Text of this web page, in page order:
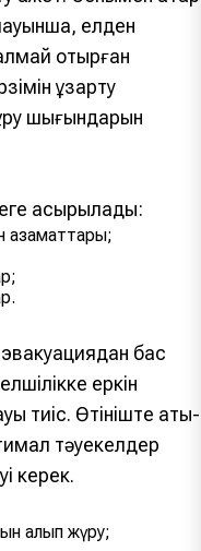
елден
отырған
ұзарту
шығындарын
асырылады:
азаматтары;
бас
еркін
тиіс. Өтініште аты-
тәуекелдер
керек.
алып жүру;